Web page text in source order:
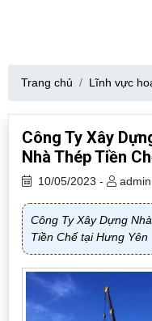
Trang chủ Lĩnh vực
Công Ty Xây
Nhà Thép Tiền
10/05/2023 - admin
Công Ty Xây Dựng
Tiền Chế tại Hưng Yên